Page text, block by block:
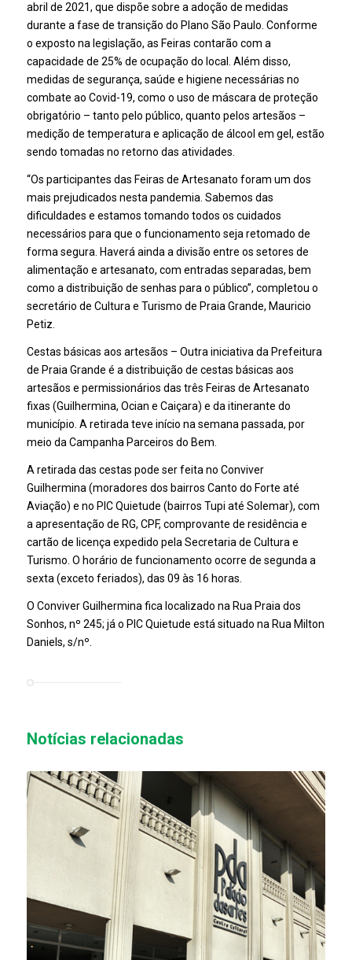
abril de 2021, que dispõe sobre a adoção de medidas
durante a fase de transição do Plano São Paulo. Conforme
o exposto na legislação, as Feiras contarão com a
capacidade de 25% de ocupação do local. Além disso,
medidas de segurança, saúde e higiene necessárias no
combate ao Covid-19, como o uso de máscara de proteção
obrigatório – tanto pelo público, quanto pelos artesãos –
medição de temperatura e aplicação de álcool em gel, estão
sendo tomadas no retorno das atividades.
“Os participantes das Feiras de Artesanato foram um dos
mais prejudicados nesta pandemia. Sabemos das
dificuldades e estamos tomando todos os cuidados
necessários para que o funcionamento seja retomado de
forma segura. Haverá ainda a divisão entre os setores de
alimentação e artesanato, com entradas separadas, bem
como a distribuição de senhas para o público”, completou o
secretário de Cultura e Turismo de Praia Grande, Mauricio
Petiz.
Cestas básicas aos artesãos – Outra iniciativa da Prefeitura
de Praia Grande é a distribuição de cestas básicas aos
artesãos e permissionários das três Feiras de Artesanato
fixas (Guilhermina, Ocian e Caiçara) e da itinerante do
município. A retirada teve início na semana passada, por
meio da Campanha Parceiros do Bem.
A retirada das cestas pode ser feita no Conviver
Guilhermina (moradores dos bairros Canto do Forte até
Aviação) e no PIC Quietude (bairros Tupi até Solemar), com
a apresentação de RG, CPF, comprovante de residência e
cartão de licença expedido pela Secretaria de Cultura e
Turismo. O horário de funcionamento ocorre de segunda a
sexta (exceto feriados), das 09 às 16 horas.
O Conviver Guilhermina fica localizado na Rua Praia dos
Sonhos, nº 245; já o PIC Quietude está situado na Rua Milton
Daniels, s/nº.
Notícias relacionadas